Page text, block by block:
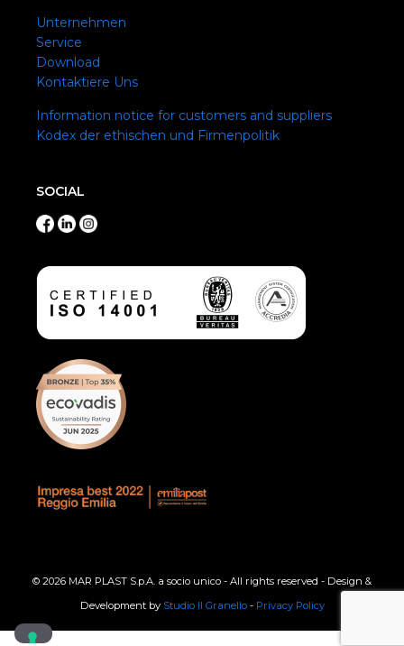
Unternehmen
Service
Download
Kontaktiere Uns
Information notice for customers and suppliers
Kodex der ethischen und Firmenpolitik
SOCIAL
© 2026 MAR PLAST S.p.A. a socio unico - All rights reserved - Design &
Development by Studio Il Granello- Privacy Policy